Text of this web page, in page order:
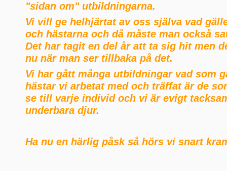
"sidan om" utbildningarna.
Vi vill ge helhjärtat av oss själva vad
och hästarna och då måste man också
Det har tagit en del år att ta sig hit men
nu när man ser tillbaka på det.
Vi har gått många utbildningar vad som
hästar vi arbetat med och träffat är de
se till varje individ och vi är evigt
underbara djur.
Ha nu en härlig påsk så hörs vi snart